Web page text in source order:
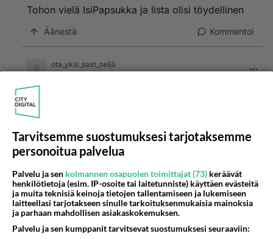
Tohon vielä IsiPapsukka ja lista olisi töydellinen
Äänestä Kommentoi
ota_yksi_saat_neljä
2017-01-03 18:27:36
Q...
J...
I...
L...
TASAN NELJÄ! KAIKKI SAMASSA
PAKETISSA!?!?!?!
Tarvitsemme suostumuksesi tarjotaksemme
personoitua palvelua
Palvelu ja sen kolmannen osapuolen toimittajat (73) keräävät
henkilötietoja (esim. IP-osoite tai laitetunniste) käyttäen evästeitä
ja muita teknisiä keinoja tietojen tallentamiseen ja lukemiseen
laitteellasi tarjotakseen sinulle tarkoituksenmukaisia mainoksia
ja parhaan mahdollisen asiakaskokemuksen.
Palvelu ja sen kumppanit tarvitsevat suostumuksesi seuraaviin: